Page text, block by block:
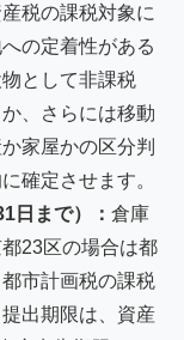
税の課税対象に
の定着性がある
として非課税
、さらには移動
家屋かの区分判
確定させます。
日まで）： 倉庫
23区の場合は都
市計画税の課税
出期限は、資産